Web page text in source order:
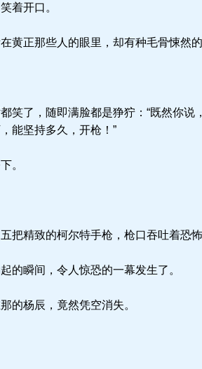
着开口。
黄正那些人的眼里，却有种毛骨悚然的
笑了，随即满脸都是狰狞：“既然你
能坚持多久，开枪！”
。
把精致的柯尔特手枪，枪口吞吐着恐怖
的瞬间，令人惊恐的一幕发生了。
的杨辰，竟然凭空消失。